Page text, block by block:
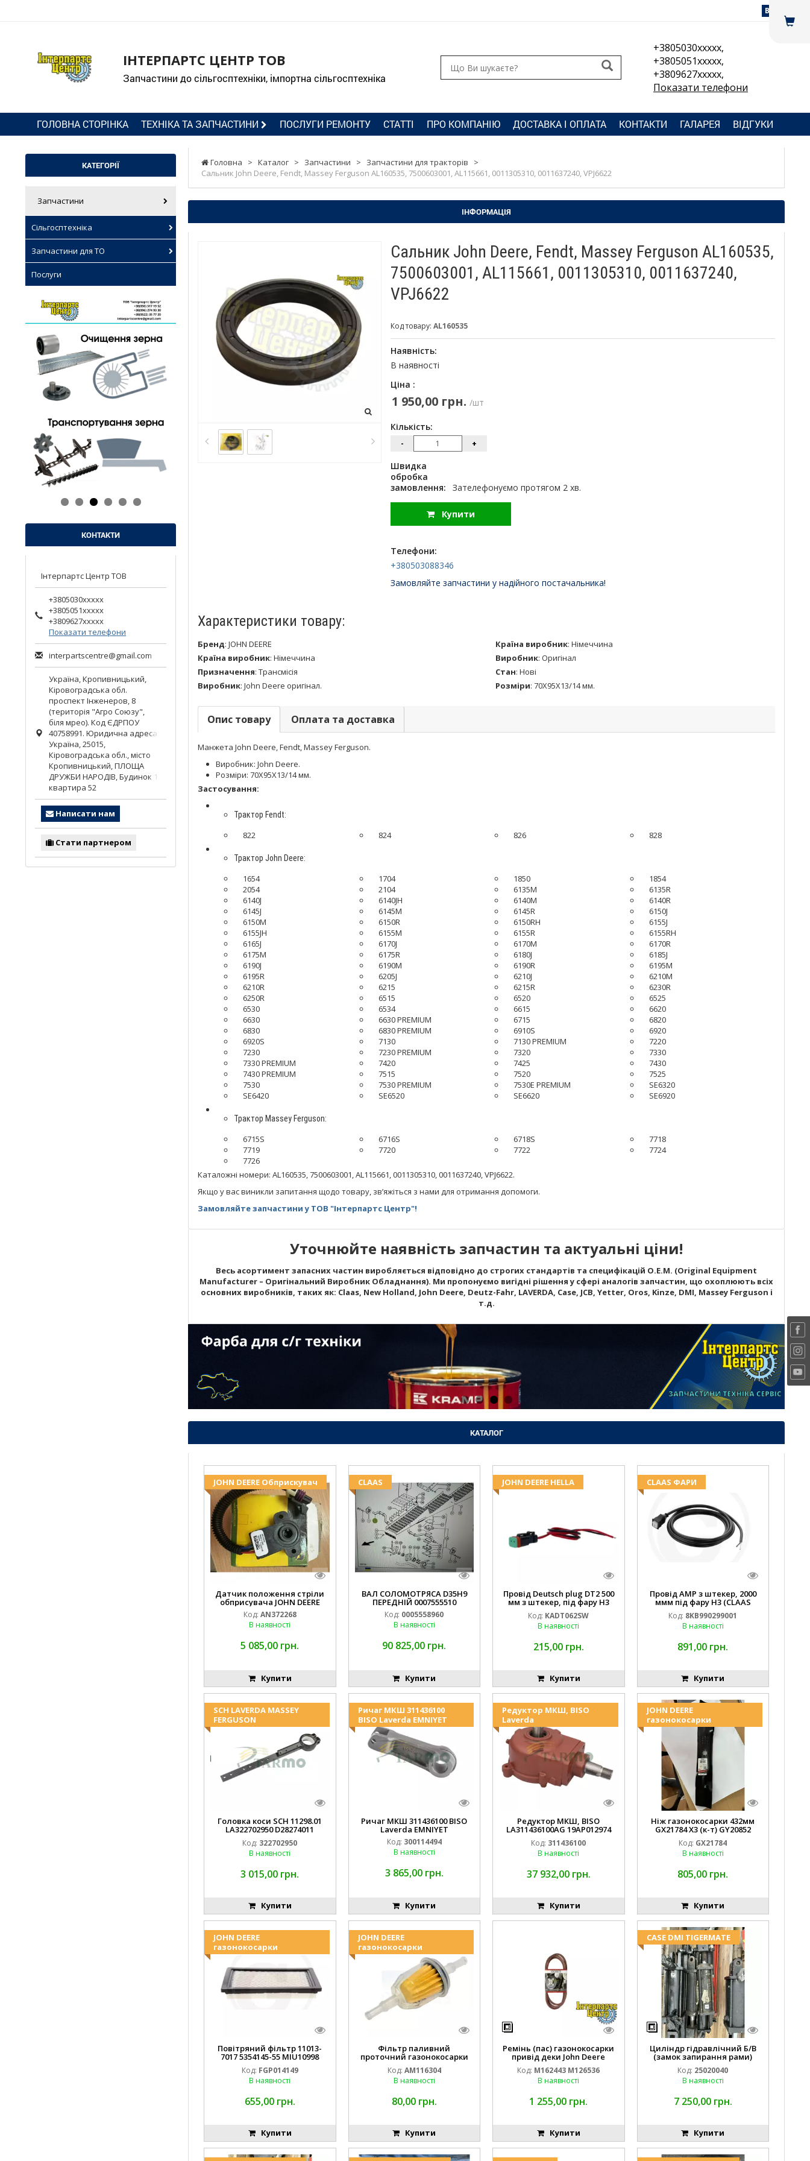
Вхід
ІНТЕРПАРТС ЦЕНТР ТОВ
Запчастини до сільгосптехніки, імпортна сільгосптехніка
+3805030xxxxx,
+3805051xxxxx,
+3809627xxxxx,
Показати телефони
ГОЛОВНА СТОРІНКА ТЕХНІКА ТА ЗАПЧАСТИНИ ПОСЛУГИ РЕМОНТУ СТАТТІ ПРО КОМПАНІЮ ДОСТАВКА І ОПЛАТА КОНТАКТИ ГАЛАРЕЯ ВІДГУКИ
Головна > Каталог > Запчастини > Запчастини для тракторів
>
Сальник John Deere, Fendt, Massey Ferguson AL160535, 7500603001, AL115661, 0011305310, 0011637240, VPJ6622
ІНФОРМАЦІЯ
Сальник John Deere, Fendt, Massey Ferguson AL160535,
7500603001, AL115661, 0011305310, 0011637240,
VPJ6622
Код товару: AL160535
Наявність:
В наявності
Ціна :
1 950,00 грн. /шт
Кількість:
- +
Швидка
обробка
замовлення:
Зателефонуємо протягом 2 хв.
Купити
Телефони:
+380503088346
Замовляйте запчастини у надійного постачальника!
Характеристики товару:
Бренд: JOHN DEERE Країна виробник: Німеччина
Країна виробник: Німеччина Виробник: Оригінал
Призначення: Трансмісія Стан: Нові
Виробник: John Deere оригінал. Розміри: 70X95X13/14 мм.
Опис товару Оплата та доставка
Манжета John Deere, Fendt, Massey Ferguson.
Виробник: John Deere.
Розміри: 70X95X13/14 мм.
Застосування:
Трактор Fendt:
822 824 826 828
Трактор John Deere:
1654 1704 1850
1854
2054
2104 6135M
6135R
6140J
6140JH 6140M
6140R
6145J
6145M 6145R
6150J
6150M
6150R 6150RH
6155J
6155JH
6155M 6155R
6155RH
6165J
6170J 6170M
6170R
6175M
6175R 6180J
6185J
6190J
6190M 6190R
6195M
6195R
6205J 6210J
6210M
6210R
6215 6215R
6230R
6250R
6515 6520
6525
6530
6534 6615
6620
6630
6630 PREMIUM 6715
6820
6830
6830 PREMIUM 6910S
6920
6920S
7130 7130 PREMIUM
7220
7230
7230 PREMIUM 7320
7330
7330 PREMIUM
7420 7425
7430
7430 PREMIUM
7515 7520
7525
7530
7530 PREMIUM 7530E PREMIUM
SE6320
SE6420
SE6520 SE6620 SE6920
Трактор Massey Ferguson:
6715S 6716S 6718S
7718
7719
7720 7722
7724
7726
Каталожні номери: AL160535, 7500603001, AL115661, 0011305310, 0011637240, VPJ6622.
Якщо у вас виникли запитання щодо товару, зв’яжіться з нами для отримання допомоги.
Замовляйте запчастини у ТОВ "Інтерпартс Центр"!
Уточнюйте наявність запчастин та актуальні ціни!
Весь асортимент запасних частин виробляється відповідно до строгих стандартів та специфікацій O.E.M. (Original Equipment
Manufacturer – Оригінальний Виробник Обладнання). Ми пропонуємо вигідні рішення у сфері аналогів запчастин, що охоплюють всіх
основних виробників, таких як: Claas, New Holland, John Deere, Deutz-Fahr, LAVERDA, Case, JCB, Yetter, Oros, Kinze, DMI, Massey Ferguson і
т.д.
КАТАЛОГ
JOHN DEERE Обприскувач
Датчик положення стріли
обприсувача JOHN DEERE
Код: AN372268
В наявності
5 085,00 грн.
Купити
CLAAS
ВАЛ СОЛОМОТРЯСА D35H9
ПЕРЕДНІЙ 0007555510
Код: 0005558960
В наявності
90 825,00 грн.
Купити
JOHN DEERE HELLA
Провід Deutsch plug DT2 500
мм з штекер, під фару H3
(JOHN DEERE AL116438
994.184.00) ) Kramp Hella
Код: KADT062SW
В наявності
215,00 грн.
Купити
CLAAS ФАРИ
Провід AMP з штекер, 2000
ммм під фару H3 (CLAAS
013733) Hella
Код: 8KB990299001
В наявності
891,00 грн.
Купити
SCH LAVERDA MASSEY
FERGUSON
Головка коси SCH 11298.01
LA322702950 D28274011
EMNIYET
Код: 322702950
В наявності
3 015,00 грн.
Купити
Ричаг МКШ 311436100
BISO Laverda EMNIYET
Ричаг МКШ 311436100 BISO
Laverda EMNIYET
Код: 300114494
В наявності
3 865,00 грн.
Купити
Редуктор МКШ, BISO
Laverda
Редуктор МКШ, BISO
LA311436100AG 19AP012974
Laverda EMNIYET
Код: 311436100
В наявності
37 932,00 грн.
Купити
JOHN DEERE
газонокосарки
Ніж газонокосарки 432мм
GX21784 X3 (к-т) GY20852
AM137757 AM141035
Код: GX21784
В наявності
805,00 грн.
Купити
JOHN DEERE
газонокосарки
Повітряний фільтр 11013-
7017 5354145-55 MIU10998
FGP014149
Код: FGP014149
В наявності
655,00 грн.
Купити
JOHN DEERE
газонокосарки
Фільтр паливний
проточний газонокосарки
JOHN DEERE AM116304 GY20709
Код: AM116304
В наявності
80,00 грн.
Купити
Ремінь (пас) газонокосарки
привід деки John Deere
M162443 M126536
Код: M162443 M126536
В наявності
1 255,00 грн.
Купити
CASE DMI TIGERMATE
Циліндр гідравлічний Б/В
(замок запирання рами)
2''X4'' 25320040
Код: 25020040
В наявності
7 250,00 грн.
Купити
КАТЕГОРІЇ
Запчастини
Сільгосптехніка
Запчастини для ТО
Послуги
КОНТАКТИ
Інтерпартс Центр ТОВ
+3805030xxxxx
+3805051xxxxx
+3809627xxxxx
Показати телефони
interpartscentre@gmail.com
Україна, Кропивницький
Кіровоградська обл.
проспект Інженеров, 8
(територія "Агро Союзу",
біля мрео). Код ЄДРПОУ
40758991. Юридична адреса:
Україна, 25015,
Кіровоградська обл., місто
Кропивницький, ПЛОЩА
ДРУЖБИ НАРОДІВ, Будинок 1,
квартира 52
Написати нам
Стати партнером